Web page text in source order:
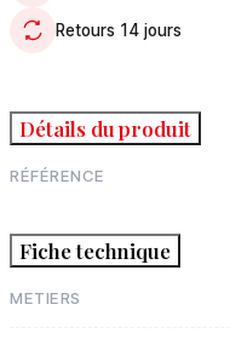
Retours 14 jours
Détails du produit
RÉFÉRENCE
Fiche technique
METIERS